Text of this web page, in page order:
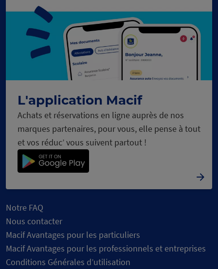
L'application Macif
Achats et réservations en ligne auprès de nos
marques partenaires, pour vous, elle pense à tout
et vos réduc’ vous suivent partout !
Notre FAQ
Nous contacter
Macif Avantages pour les particuliers
Macif Avantages pour les professionnels et entreprises
Conditions Générales d’utilisation